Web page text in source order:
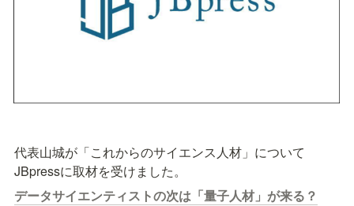
代表山城が「これからのサイエンス人材」について
JBpressに取材を受けました。
データサイエンティストの次は「量子人材」が来る？